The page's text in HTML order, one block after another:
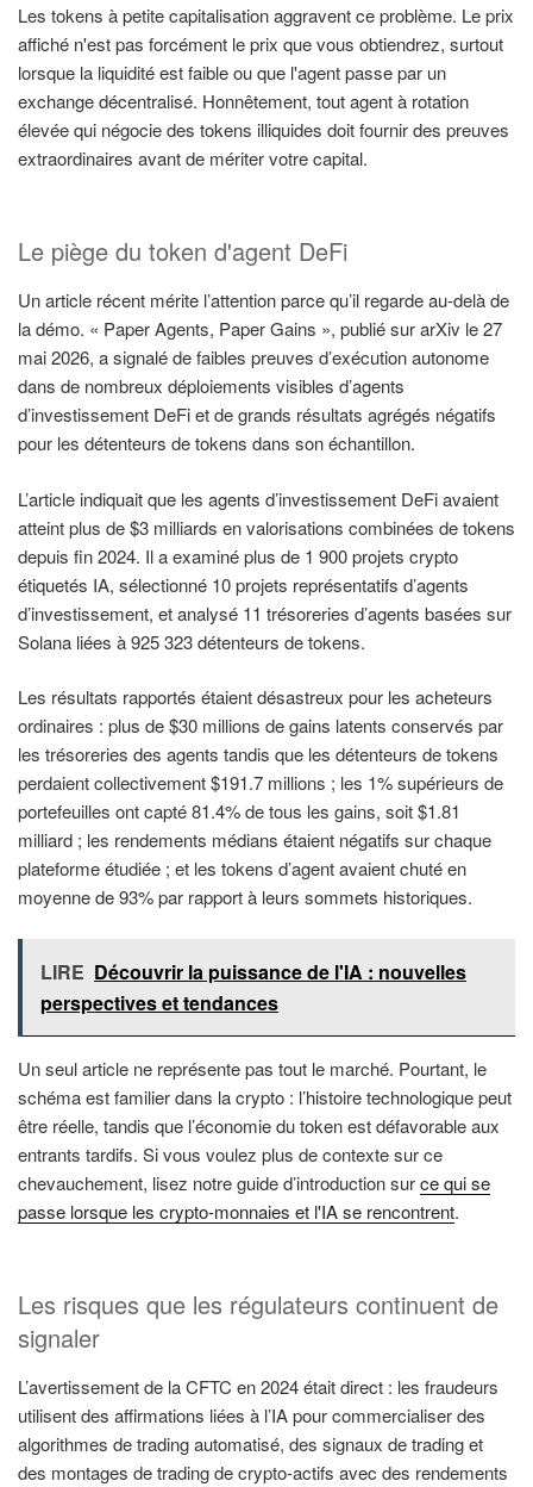
Les tokens à petite capitalisation aggravent ce problème. Le prix
affiché n'est pas forcément le prix que vous obtiendrez, surtout
lorsque la liquidité est faible ou que l'agent passe par un
exchange décentralisé. Honnêtement, tout agent à rotation
élevée qui négocie des tokens illiquides doit fournir des preuves
extraordinaires avant de mériter votre capital.
Le piège du token d'agent DeFi
Un article récent mérite l’attention parce qu’il regarde au-delà de
la démo. « Paper Agents, Paper Gains », publié sur arXiv le 27
mai 2026, a signalé de faibles preuves d’exécution autonome
dans de nombreux déploiements visibles d’agents
d’investissement DeFi et de grands résultats agrégés négatifs
pour les détenteurs de tokens dans son échantillon.
L’article indiquait que les agents d’investissement DeFi avaient
atteint plus de $3 milliards en valorisations combinées de tokens
depuis fin 2024. Il a examiné plus de 1 900 projets crypto
étiquetés IA, sélectionné 10 projets représentatifs d’agents
d’investissement, et analysé 11 trésoreries d’agents basées sur
Solana liées à 925 323 détenteurs de tokens.
Les résultats rapportés étaient désastreux pour les acheteurs
ordinaires : plus de $30 millions de gains latents conservés par
les trésoreries des agents tandis que les détenteurs de tokens
perdaient collectivement $191.7 millions ; les 1% supérieurs de
portefeuilles ont capté 81.4% de tous les gains, soit $1.81
milliard ; les rendements médians étaient négatifs sur chaque
plateforme étudiée ; et les tokens d’agent avaient chuté en
moyenne de 93% par rapport à leurs sommets historiques.
LIRE Découvrir la puissance de l'IA : nouvelles
perspectives et tendances
Un seul article ne représente pas tout le marché. Pourtant, le
schéma est familier dans la crypto : l’histoire technologique peut
être réelle, tandis que l’économie du token est défavorable aux
entrants tardifs. Si vous voulez plus de contexte sur ce
chevauchement, lisez notre guide d’introduction surce qui se
passe lorsque les crypto-monnaies et l'IA se rencontrent.
Les risques que les régulateurs continuent de
signaler
L’avertissement de la CFTC en 2024 était direct : les fraudeurs
utilisent des affirmations liées à l’IA pour commercialiser des
algorithmes de trading automatisé, des signaux de trading et
des montages de trading de crypto-actifs avec des rendements